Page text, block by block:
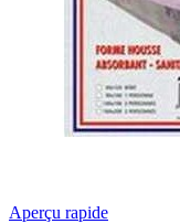
Aperçu rapide